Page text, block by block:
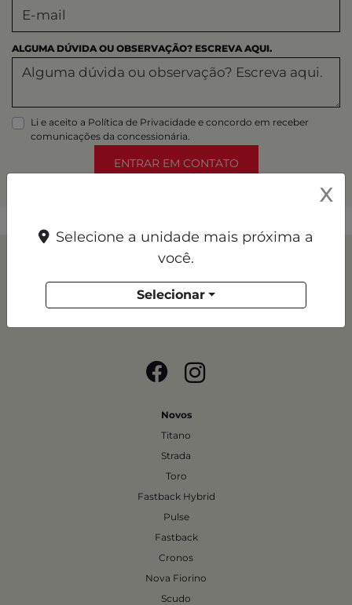
ALGUMA DÚVIDA OU OBSERVAÇÃO? ESCREVA AQUI.
Li e aceito a Política de Privacidade e concordo em receber
comunicações da concessionária.
ENTRAR EM CONTATO
DFSUL VEICULOS E SERVICOS LTDA
Novos
Titano
Strada
Toro
Fastback Hybrid
Pulse
Fastback
Cronos
Nova Fiorino
Scudo
X
Selecione a unidade mais próxima a
você.
Selecionar